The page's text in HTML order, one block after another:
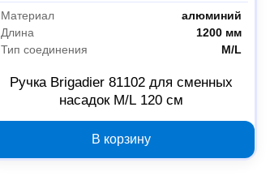
Материал
алюминий
Длина
1200 мм
Тип соединения
M/L
Ручка Brigadier 81102 для сменных
насадок M/L 120 см
В корзину